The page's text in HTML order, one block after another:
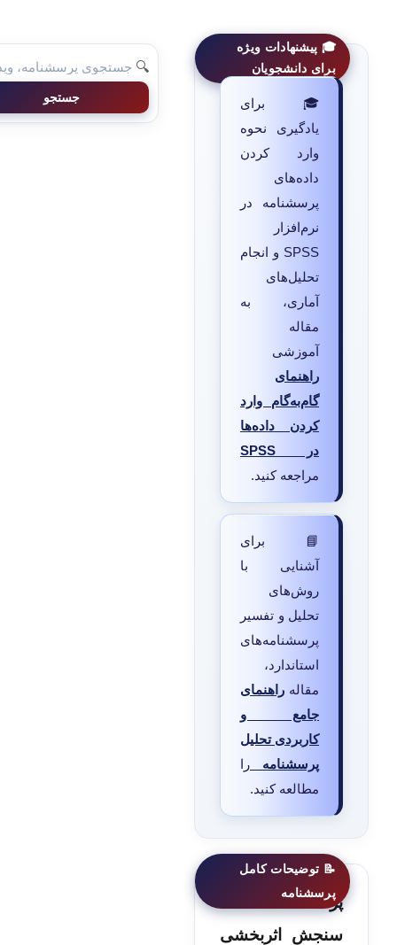
🎓 پیشنهادات ویژه
برای دانشجویان
🎓 برای
یادگیری نحوه
وارد کردن
داده‌های
پرسشنامه در
نرم‌افزار
SPSS و انجام
تحلیل‌های
آماری، به
مقاله
آموزشی
راهنمای
گام‌به‌گام وارد
کردن داده‌ها
در SPSS
مراجعه کنید.
📘 برای
آشنایی با
روش‌های
تحلیل و تفسیر
پرسشنامه‌های
استاندارد،
مقاله راهنمای
جامع و
کاربردی تحلیل
پرسشنامه را
مطالعه کنید.
پرسشنامه
سنجش اثربخشی
🔍
جستجو